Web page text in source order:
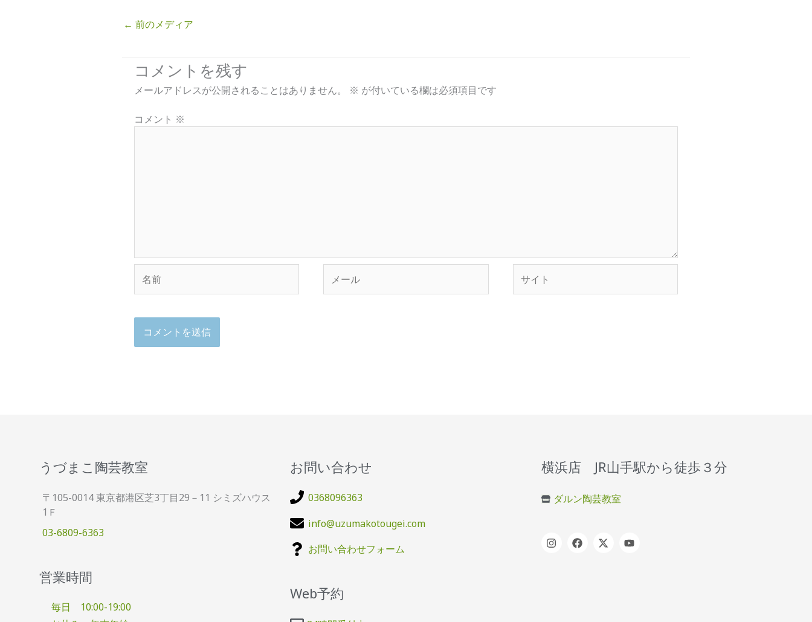
← 前のメディア
コメントを残す
メールアドレスが公開されることはありません。 ※ が付いている欄は必須項目です
コメント ※
前
ー
うづまこ陶芸教室
〒105-0014 東京都港区芝3丁目29－11 シミズハウス
1Ｆ
03-6809-6363
営業時間
毎日 10:00-19:00
お問い合わせ
0368096363
info@uzumakotougei.com
お問い合わせフォーム
Web予約
横浜店 JR山手駅から徒歩３分
ダルン陶芸教室